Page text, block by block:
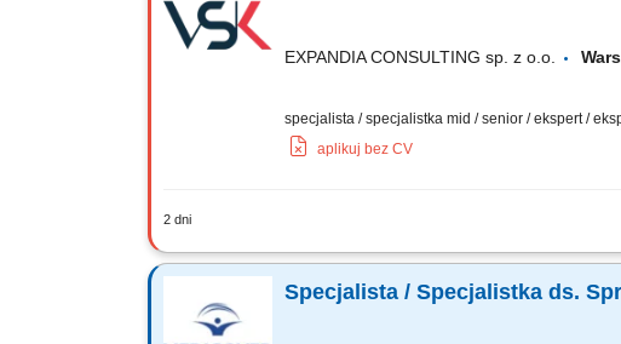
EXPANDIA CONSULTING sp. z o.o.
specjalista / specjalistka mid / senior / ekspert /
aplikuj bez CV
2 dni
Zadania Rozwój sprzedaży na rynku polskim i
Specjalista / Specjalistka ds.